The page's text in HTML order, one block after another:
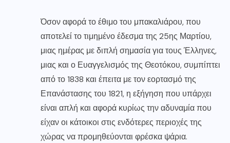
Όσον αφορά το έθιμο του μπακαλιάρου, που
αποτελεί το τιμημένο έδεσμα της 25ης Μαρτίου,
μιας ημέρας με διπλή σημασία για τους Έλληνες,
μιας και ο Ευαγγελισμός της Θεοτόκου, συμπίπτει
από το 1838 και έπειτα με τον εορτασμό της
Επανάστασης του 1821, η εξήγηση που υπάρχει
είναι απλή και αφορά κυρίως την αδυναμία που
είχαν οι κάτοικοι στις ενδότερες περιοχές της
χώρας να προμηθεύονται φρέσκα ψάρια.